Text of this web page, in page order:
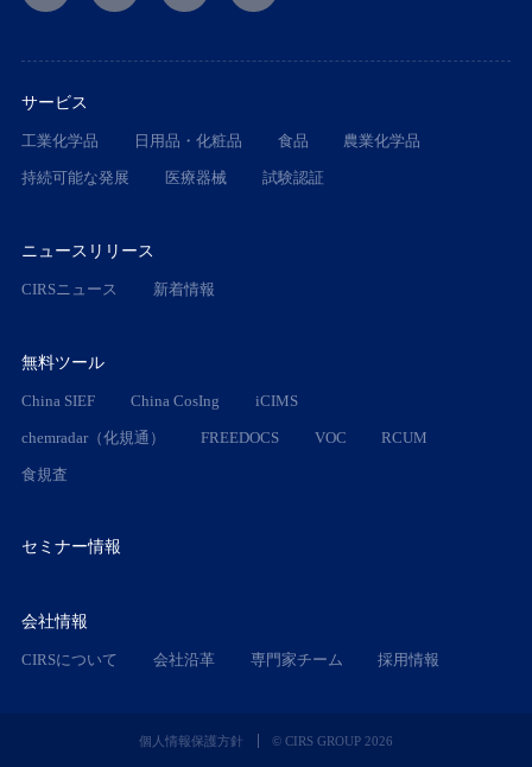
サービス
工業化学品 日用品・化粧品 食品 農業化学品
持続可能な発展 医療器械 試験認証
ニュースリリース
CIRSニュース 新着情報
無料ツール
China SIEF China CosIng iCIMS
chemradar（化規通） FREEDOCS VOC RCUM
食規査
セミナー情報
会社情報
CIRSについて 会社沿革 専門家チーム 採用情報
個人情報保護方針 © CIRS GROUP 2026